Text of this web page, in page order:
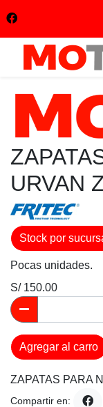
URVAN
Stock por
Pocas unidades.
S/ 150.00
Agregar al carro
ZAPATAS PARA
Compartir en: